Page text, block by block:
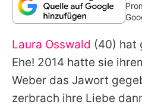
Redaktionelle
Laura Osswald (40) hat
Ehe! 2014 hatte sie
Weber das Jawort
zerbrach ihre Liebe